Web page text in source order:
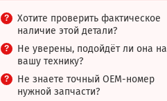
Хотите проверить фактическое
наличие этой детали?
Не уверены, подойдёт ли она на
вашу технику?
Не знаете точный OEM-номер
нужной запчасти?